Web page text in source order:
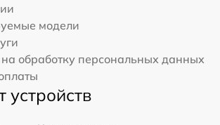
модели
на обработку персональных данных
устройств